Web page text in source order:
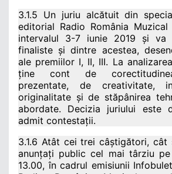
3.1.5 Un juriu alcătuit din
editorial Radio România
intervalul 3-7 iunie 2019 și va
finaliste și dintre acestea,
ale premiilor I, II, III. La
ține cont de
prezentate, de creativitate,
originalitate și de stăpânirea
abordate. Decizia juriului este
admit contestații.
3.1.6 Atât cei trei câștigători,
anunțați public cel mai târziu
13.00, în cadrul emisiunii